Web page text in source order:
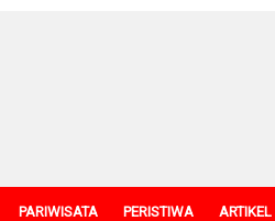
PARIWISATA PERISTIWA ARTIKEL